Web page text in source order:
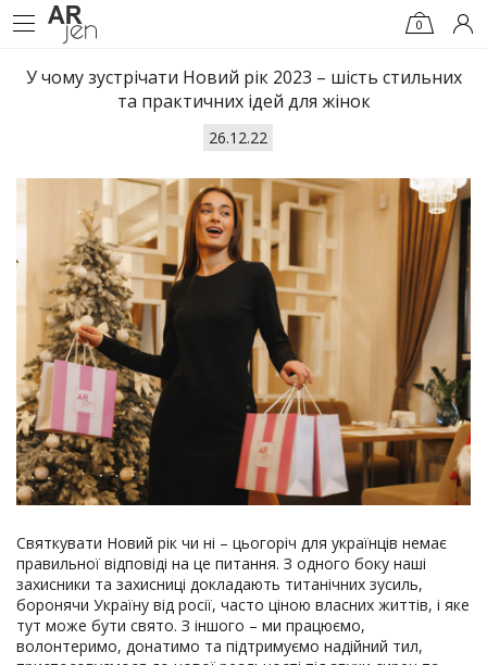
0
У чому зустрічати Новий рік 2023 – шість стильних
та практичних ідей для жінок
26.12.22
Святкувати Новий рік чи ні – цьогоріч для українців немає
правильної відповіді на це питання. З одного боку наші
захисники та захисниці докладають титанічних зусиль,
боронячи Україну від росії, часто ціною власних життів, і яке
тут може бути свято. З іншого – ми працюємо,
волонтеримо, донатимо та підтримуємо надійний тил,